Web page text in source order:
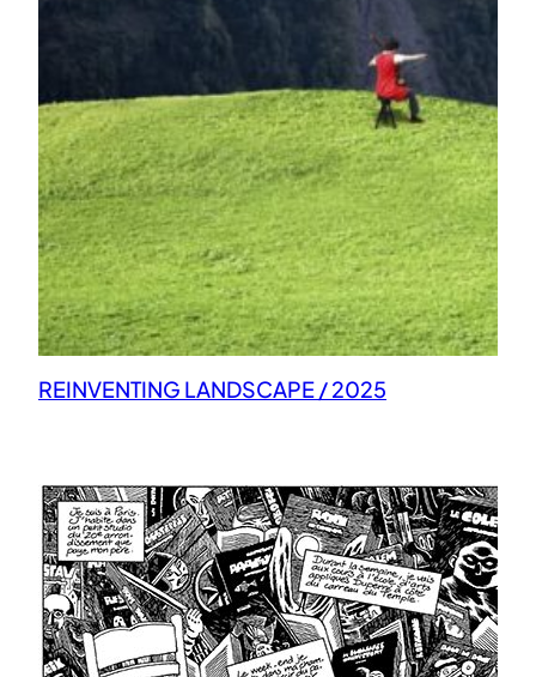
REINVENTING LANDSCAPE / 2025